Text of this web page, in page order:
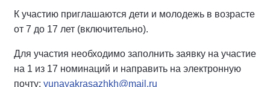
К участию приглашаются дети и молодежь в возрасте
от 7 до 17 лет (включительно).
Для участия необходимо заполнить заявку на участие
на 1 из 17 номинаций и направить на электронную
почту: yunayakrasazhkh@mail.ru